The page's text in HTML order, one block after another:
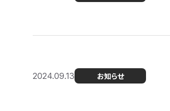
2024.09.13 お知らせ